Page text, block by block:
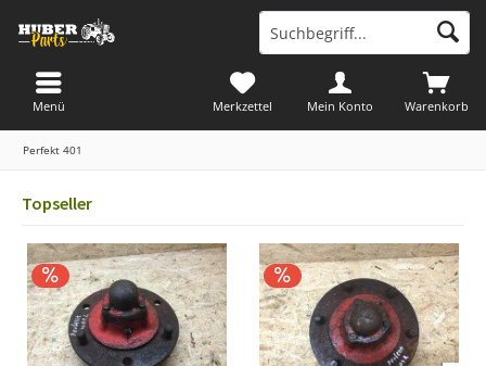
Warenkorb
Merkzettel Mein Konto
Menü
Perfekt 401
Topseller